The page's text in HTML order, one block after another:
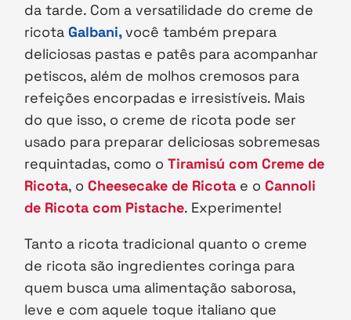
da tarde. Com a versatilidade do creme de
ricota Galbani,você também prepara
deliciosas pastas e patês para acompanhar
petiscos, além de molhos cremosos para
refeições encorpadas e irresistíveis. Mais
do que isso, o creme de ricota pode ser
usado para preparar deliciosas sobremesas
requintadas, como oTiramisú com Creme de
Ricota, o Cheesecake de Ricota e o Cannoli
de Ricota com Pistache. Experimente!
Tanto a ricota tradicional quanto o creme
de ricota são ingredientes coringa para
quem busca uma alimentação saborosa,
leve e com aquele toque italiano que